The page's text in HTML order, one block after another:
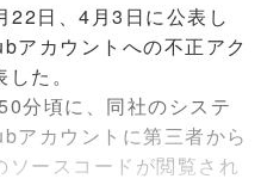
日、4月3日に公表し
アカウントへの不正アク
た。
分頃に、同社のシステ
アカウントに第三者から
ースコードが閲覧され